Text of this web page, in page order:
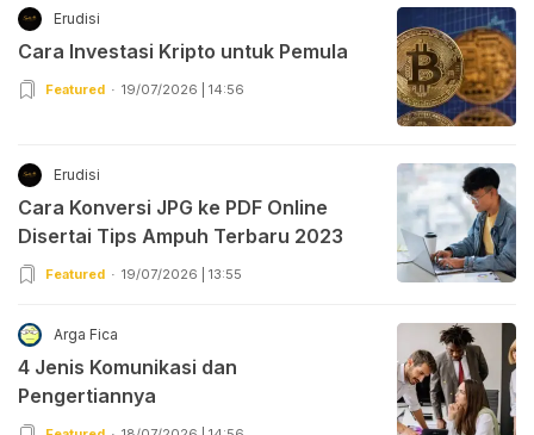
Erudisi
Cara Investasi Kripto untuk Pemula
Featured 19/07/2026 | 14:56
Erudisi
Cara Konversi JPG ke PDF Online
Disertai Tips Ampuh Terbaru 2023
Featured 19/07/2026 | 13:55
Arga Fica
4 Jenis Komunikasi dan
Pengertiannya